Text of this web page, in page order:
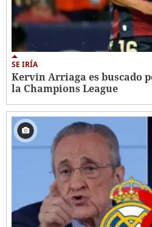
SE IRÍA
Kervin Arriaga es buscado
la Champions League